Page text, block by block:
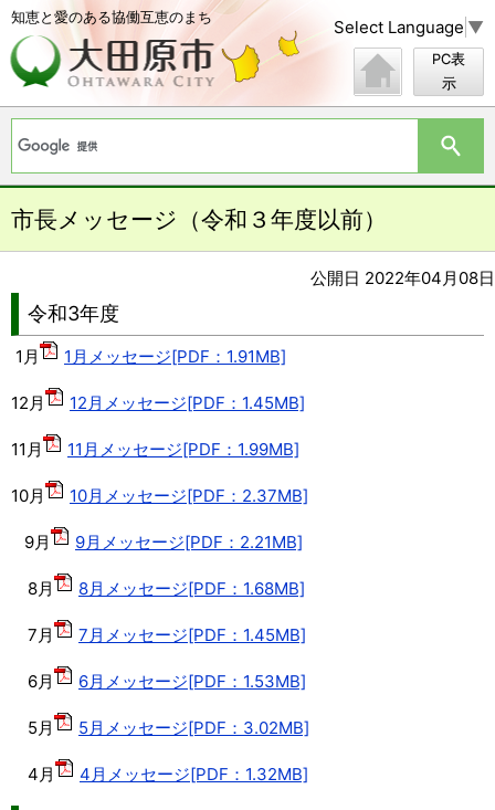
知恵と愛のある協働互恵のまち Select Language ▼
PC表
示
市長メッセージ（令和３年度以前）
公開日 2022年04月08日
令和3年度
1月 1月メッセージ[PDF：1.91MB]
12月 12月メッセージ[PDF：1.45MB]
11月 11月メッセージ[PDF：1.99MB]
10月 10月メッセージ[PDF：2.37MB]
9月 9月メッセージ[PDF：2.21MB]
8月 8月メッセージ[PDF：1.68MB]
7月 7月メッセージ[PDF：1.45MB]
6月 6月メッセージ[PDF：1.53MB]
5月 5月メッセージ[PDF：3.02MB]
4月 4月メッセージ[PDF：1.32MB]